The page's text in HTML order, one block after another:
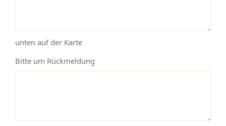
unten auf der Karte
Bitte um Rückmeldung